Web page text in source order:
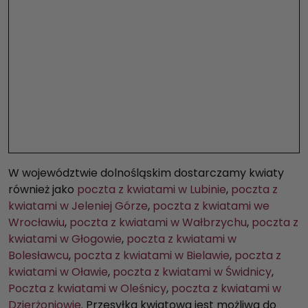
W województwie dolnośląskim dostarczamy kwiaty
również jako poczta z kwiatami w Lubinie, poczta z
kwiatami w Jeleniej Górze, poczta z kwiatami we
Wrocławiu, poczta z kwiatami w Wałbrzychu, poczta z
kwiatami w Głogowie, poczta z kwiatami w
Bolesławcu, poczta z kwiatami w Bielawie, poczta z
kwiatami w Oławie, poczta z kwiatami w Świdnicy,
Poczta z kwiatami w Oleśnicy, poczta z kwiatami w
Dzierżoniowie. Przesyłka kwiatowa jest możliwa do